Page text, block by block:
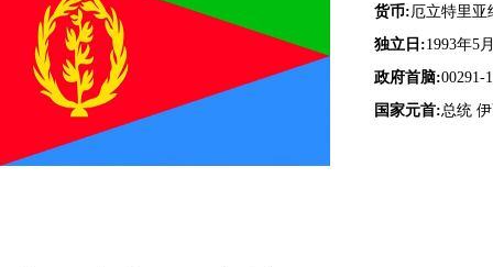
货币:厄立特里亚
独立日:1993年5
政府首脑:00291-
国家元首:总统